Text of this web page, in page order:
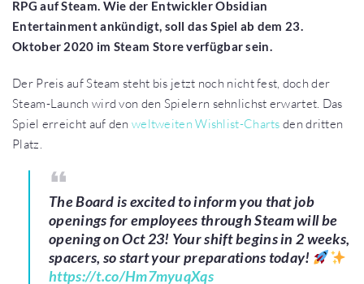
RPG auf Steam. Wie der Entwickler Obsidian
Entertainment ankündigt, soll das Spiel ab dem 23.
Oktober 2020 im Steam Store verfügbar sein.
Der Preis auf Steam steht bis jetzt noch nicht fest, doch der
Steam-Launch wird von den Spielern sehnlichst erwartet. Das
Spiel erreicht auf den weltweiten Wishlist-Charts den dritten
Platz.
The Board is excited to inform you that job
openings for employees through Steam will be
opening on Oct 23! Your shift begins in 2 weeks,
spacers, so start your preparations today!
https://t.co/Hm7myuqXqs